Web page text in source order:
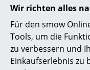
Wir richten alles
Für den smow
Tools, um die
zu verbessern und
Einkaufserlebnis zu
Stehleuchten &
Bodenleuchten
Wandleuchten
Store